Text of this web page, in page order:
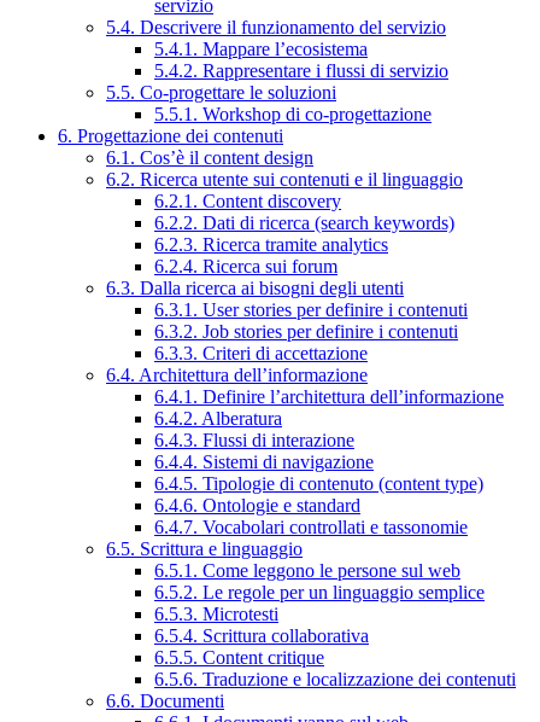
servizio
5.4. Descrivere il funzionamento del servizio
5.4.1. Mappare l’ecosistema
5.4.2. Rappresentare i flussi di servizio
5.5. Co-progettare le soluzioni
5.5.1. Workshop di co-progettazione
6. Progettazione dei contenuti
6.1. Cos’è il content design
6.2. Ricerca utente sui contenuti e il linguaggio
6.2.1. Content discovery
6.2.2. Dati di ricerca (search keywords)
6.2.3. Ricerca tramite analytics
6.2.4. Ricerca sui forum
6.3. Dalla ricerca ai bisogni degli utenti
6.3.1. User stories per definire i contenuti
6.3.2. Job stories per definire i contenuti
6.3.3. Criteri di accettazione
6.4. Architettura dell’informazione
6.4.1. Definire l’architettura dell’informazione
6.4.2. Alberatura
6.4.3. Flussi di interazione
6.4.4. Sistemi di navigazione
6.4.5. Tipologie di contenuto (content type)
6.4.6. Ontologie e standard
6.4.7. Vocabolari controllati e tassonomie
6.5. Scrittura e linguaggio
6.5.1. Come leggono le persone sul web
6.5.2. Le regole per un linguaggio semplice
6.5.3. Microtesti
6.5.4. Scrittura collaborativa
6.5.5. Content critique
6.5.6. Traduzione e localizzazione dei contenuti
6.6. Documenti